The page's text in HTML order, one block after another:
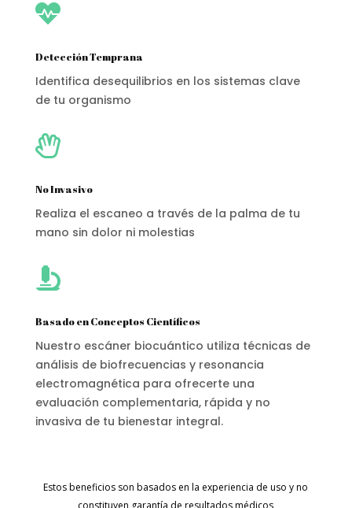

Detección Temprana
Identifica desequilibrios en los sistemas clave
de tu organismo

No Invasivo
Realiza el escaneo a través de la palma de tu
mano sin dolor ni molestias

Basado en Conceptos Científicos
Nuestro escáner biocuántico utiliza técnicas de
análisis de biofrecuencias y resonancia
electromagnética para ofrecerte una
evaluación complementaria, rápida y no
invasiva de tu bienestar integral.
Estos beneficios son basados en la experiencia de uso y no
constituyen garantía de resultados médicos